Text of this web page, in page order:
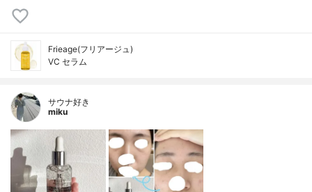
Frieage(フリアージュ)
VC セラム
サウナ好き
miku